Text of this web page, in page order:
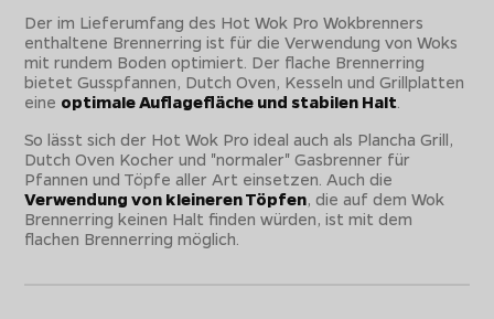
Der im Lieferumfang des Hot Wok Pro Wokbrenners
enthaltene Brennerring ist für die Verwendung von Woks
mit rundem Boden optimiert. Der flache Brennerring
bietet Gusspfannen, Dutch Oven, Kesseln und Grillplatten
eine optimale Auflagefläche und stabilen Halt.
So lässt sich der Hot Wok Pro ideal auch als Plancha Grill,
Dutch Oven Kocher und "normaler" Gasbrenner für
Pfannen und Töpfe aller Art einsetzen. Auch die
Verwendung von kleineren Töpfen, die auf dem Wok
Brennerring keinen Halt finden würden, ist mit dem
flachen Brennerring möglich.